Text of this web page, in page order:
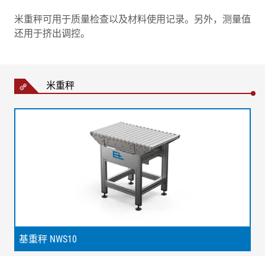
米重秤可用于质量检查以及材料使用记录。另外，测量值
还用于挤出调控。
图例说明
1 = 秤重单元 | 2 = 所有滚轮可以自由运行
米重秤
基重秤 NWS10